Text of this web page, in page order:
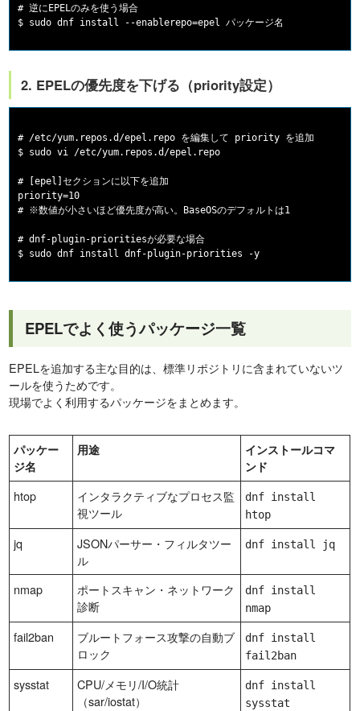
# 逆にEPELのみを使う場合
2. EPELの優先度を下げる（priority設定）
# /etc/yum.repos.d/epel.repo を編集して priority を追加
$ sudo vi /etc/yum.repos.d/epel.repo
# [epel]セクションに以下を追加
priority=10
# ※数値が小さいほど優先度が高い。BaseOSのデフォルトは1
# dnf-plugin-prioritiesが必要な場合
EPELでよく使うパッケージ一覧
EPELを追加する主な目的は、標準リポジトリに含まれていないツ
ールを使うためです。
現場でよく利用するパッケージをまとめます。
パッケー
ジ名
用途
インストールコマ
ンド
htop
インタラクティブなプロセス監
視ツール
dnf install
htop
jq
JSONパーサー・フィルタツー
ル
dnf install jq
nmap
ポートスキャン・ネットワーク
診断
dnf install
nmap
fail2ban
ブルートフォース攻撃の自動ブ
ロック
dnf install
fail2ban
sysstat
CPU/メモリ/I/O統計
（sar/iostat）
dnf install
sysstat